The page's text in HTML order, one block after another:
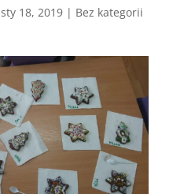
sty 18, 2019| Bez kategorii